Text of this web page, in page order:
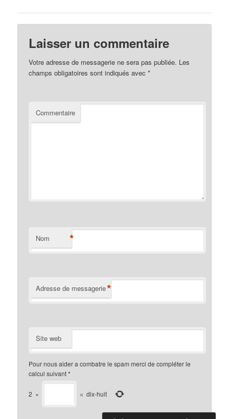
Laisser un commentaire
Votre adresse de messagerie ne sera pas publiée. Les
champs obligatoires sont indiqués avec*
Commentaire
Nom *
Adresse de messagerie*
Site web
Pour nous aider a combatre le spam merci de compléter le
calcul suivant*
2 × = dix-huit